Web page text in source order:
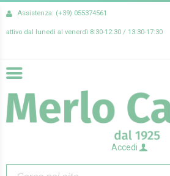
Assistenza: (+39) 055374561
attivo dal lunedì al venerdì 8:30-12:30 / 13:30-17:30
Accedi